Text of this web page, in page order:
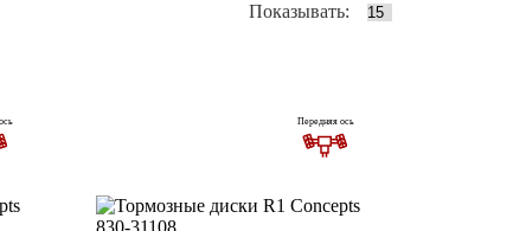
Показывать:
Передняя ось